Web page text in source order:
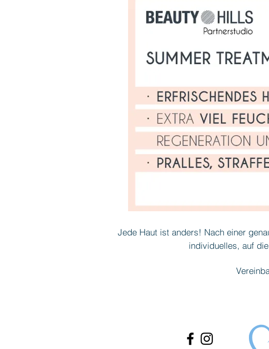
Jede Haut ist anders! Nach einer
individuelles, auf